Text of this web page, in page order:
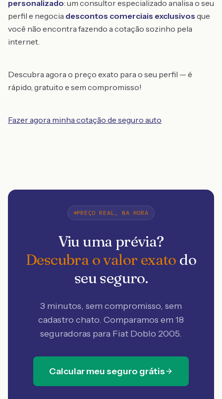
personalizado: um consultor especializado analisa o seu
perfil e negocia descontos comerciais exclusivos que
você não encontra fazendo a cotação sozinho pela
internet.
Descubra agora o preço exato para o seu perfil — é
rápido, gratuito e sem compromisso!
Fazer agora minha cotação de seguro auto
PREÇO REAL, NA HORA
Viu uma prévia?
Descubra o valor exato do
seu seguro.
3 minutos, sem compromisso, sem
cadastro chato. Comparamos em 18
seguradoras para Fiat Doblo 2005.
Calcular meu seguro grátis